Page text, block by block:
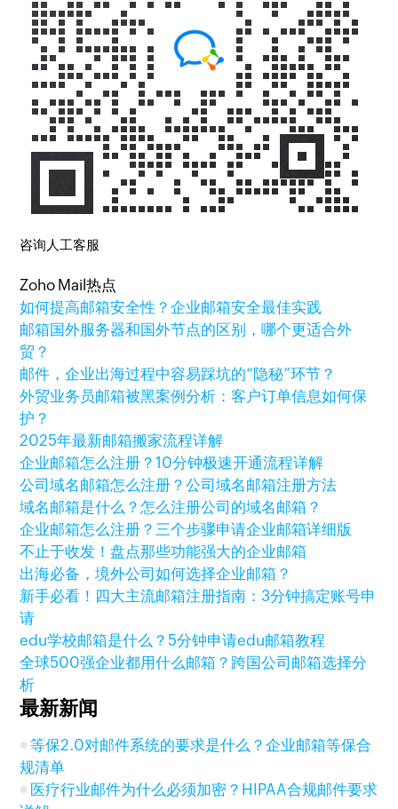
咨询人工客服
Zoho Mail热点
如何提高邮箱安全性？企业邮箱安全最佳实践
邮箱国外服务器和国外节点的区别，哪个更适合外
贸？
邮件，企业出海过程中容易踩坑的“隐秘”环节？
外贸业务员邮箱被黑案例分析：客户订单信息如何保
护？
2025年最新邮箱搬家流程详解
企业邮箱怎么注册？10分钟极速开通流程详解
公司域名邮箱怎么注册？公司域名邮箱注册方法
域名邮箱是什么？怎么注册公司的域名邮箱？
企业邮箱怎么注册？三个步骤申请企业邮箱详细版
不止于收发！盘点那些功能强大的企业邮箱
出海必备，境外公司如何选择企业邮箱？
新手必看！四大主流邮箱注册指南：3分钟搞定账号申
请
edu学校邮箱是什么？5分钟申请edu邮箱教程
全球500强企业都用什么邮箱？跨国公司邮箱选择分
析
最新新闻
等保2.0对邮件系统的要求是什么？企业邮箱等保合
规清单
医疗行业邮件为什么必须加密？HIPAA合规邮件要求